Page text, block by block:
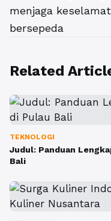
menjaga
bersepeda
Related
TEKNOLOGI
Judul: Panduan
Bali